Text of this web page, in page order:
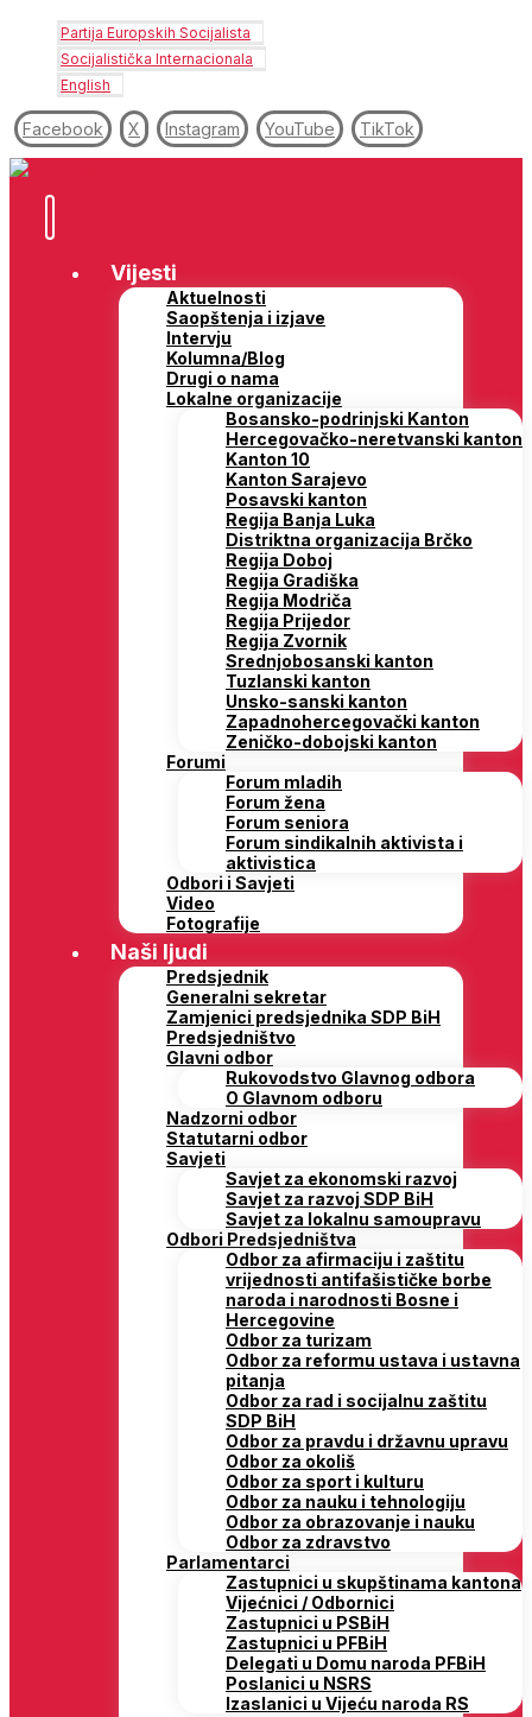
Partija Europskih Socijalista
Socijalistička Internacionala
English
Facebook X Instagram YouTube TikTok
Vijesti
Aktuelnosti
Saopštenja i izjave
Intervju
Kolumna/Blog
Drugi o nama
Lokalne organizacije
Bosansko-podrinjski Kanton
Hercegovačko-neretvanski kanton
Kanton 10
Kanton Sarajevo
Posavski kanton
Regija Banja Luka
Distriktna organizacija Brčko
Regija Doboj
Regija Gradiška
Regija Modriča
Regija Prijedor
Regija Zvornik
Srednjobosanski kanton
Tuzlanski kanton
Unsko-sanski kanton
Zapadnohercegovački kanton
Zeničko-dobojski kanton
Forumi
Forum mladih
Forum žena
Forum seniora
Forum sindikalnih aktivista i
aktivistica
Odbori i Savjeti
Video
Fotografije
Naši ljudi
Predsjednik
Generalni sekretar
Zamjenici predsjednika SDP BiH
Predsjedništvo
Glavni odbor
Rukovodstvo Glavnog odbora
O Glavnom odboru
Nadzorni odbor
Statutarni odbor
Savjeti
Savjet za ekonomski razvoj
Savjet za razvoj SDP BiH
Savjet za lokalnu samoupravu
Odbori Predsjedništva
Odbor za afirmaciju i zaštitu
vrijednosti antifašističke borbe
naroda i narodnosti Bosne i
Hercegovine
Odbor za turizam
Odbor za reformu ustava i ustavna
pitanja
Odbor za rad i socijalnu zaštitu
SDP BiH
Odbor za pravdu i državnu upravu
Odbor za okoliš
Odbor za sport i kulturu
Odbor za nauku i tehnologiju
Odbor za obrazovanje i nauku
Odbor za zdravstvo
Parlamentarci
Zastupnici u skupštinama kantona
Vijećnici / Odbornici
Zastupnici u PSBiH
Zastupnici u PFBiH
Delegati u Domu naroda PFBiH
Poslanici u NSRS
Izaslanici u Vijeću naroda RS